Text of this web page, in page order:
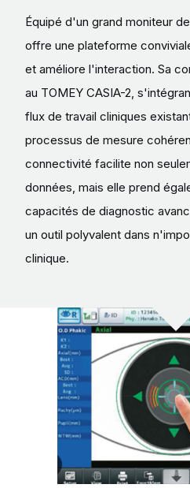
Équipé d'un grand moniteur
offre une plateforme
et améliore l'interaction. Sa
au TOMEY CASIA-2,
flux de travail cliniques
processus de mesure
connectivité facilite non
données, mais elle prend
capacités de diagnostic
un outil polyvalent dans
clinique.